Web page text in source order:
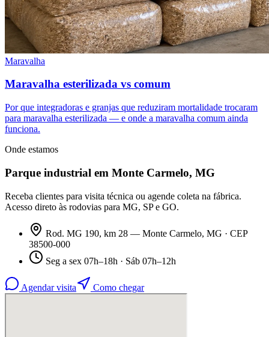
Maravalha
Maravalha esterilizada vs comum
Por que integradoras e granjas que reduziram mortalidade trocaram
para maravalha esterilizada — e onde a maravalha comum ainda
funciona.
Onde estamos
Parque industrial em Monte Carmelo, MG
Receba clientes para visita técnica ou agende coleta na fábrica.
Acesso direto às rodovias para MG, SP e GO.
Rod. MG 190, km 28 — Monte Carmelo, MG · CEP
38500-000
Seg a sex 07h–18h · Sáb 07h–12h
Agendar visita Como chegar